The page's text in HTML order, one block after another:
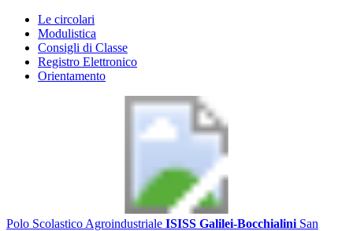
Le circolari
Modulistica
Consigli di Classe
Registro Elettronico
Orientamento
Polo Scolastico Agroindustriale ISISS Galilei-Bocchialini San